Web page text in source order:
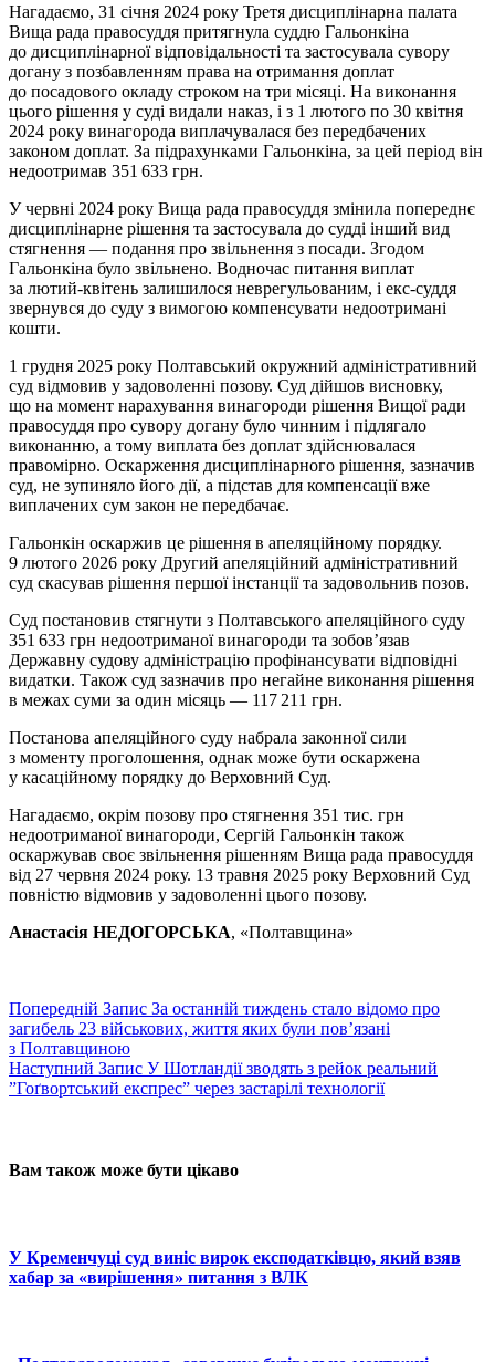
Нагадаємо, 31 січня 2024 року Третя дисциплінарна палата
Вища рада правосуддя притягнула суддю Гальонкіна
до дисциплінарної відповідальності та застосувала сувору
догану з позбавленням права на отримання доплат
до посадового окладу строком на три місяці. На виконання
цього рішення у суді видали наказ, і з 1 лютого по 30 квітня
2024 року винагорода виплачувалася без передбачених
законом доплат. За підрахунками Гальонкіна, за цей період він
недоотримав 351 633 грн.
У червні 2024 року Вища рада правосуддя змінила попереднє
дисциплінарне рішення та застосувала до судді інший вид
стягнення — подання про звільнення з посади. Згодом
Гальонкіна було звільнено. Водночас питання виплат
за лютий-квітень залишилося неврегульованим, і екс-суддя
звернувся до суду з вимогою компенсувати недоотримані
кошти.
1 грудня 2025 року Полтавський окружний адміністративний
суд відмовив у задоволенні позову. Суд дійшов висновку,
що на момент нарахування винагороди рішення Вищої ради
правосуддя про сувору догану було чинним і підлягало
виконанню, а тому виплата без доплат здійснювалася
правомірно. Оскарження дисциплінарного рішення, зазначив
суд, не зупиняло його дії, а підстав для компенсації вже
виплачених сум закон не передбачає.
Гальонкін оскаржив це рішення в апеляційному порядку.
9 лютого 2026 року Другий апеляційний адміністративний
суд скасував рішення першої інстанції та задовольнив позов.
Суд постановив стягнути з Полтавського апеляційного суду
351 633 грн недоотриманої винагороди та зобов’язав
Державну судову адміністрацію профінансувати відповідні
видатки. Також суд зазначив про негайне виконання рішення
в межах суми за один місяць — 117 211 грн.
Постанова апеляційного суду набрала законної сили
з моменту проголошення, однак може бути оскаржена
у касаційному порядку до Верховний Суд.
Нагадаємо, окрім позову про стягнення 351 тис. грн
недоотриманої винагороди, Сергій Гальонкін також
оскаржував своє звільнення рішенням Вища рада правосуддя
від 27 червня 2024 року. 13 травня 2025 року Верховний Суд
повністю відмовив у задоволенні цього позову.
Анастасія НЕДОГОРСЬКА, «Полтавщина»
Попередній Запис За останній тиждень стало відомо про
загибель 23 військових, життя яких були пов’язані
з Полтавщиною
Наступний Запис У Шотландії зводять з рейок реальний
”Гоґвортський експрес” через застарілі технології
Вам також може бути цікаво
У Кременчуці суд виніс вирок експодатківцю, який взяв
хабар за «вирішення» питання з ВЛК